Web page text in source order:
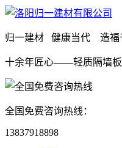
归一建材 健康当代 造福
十余年匠心——轻质隔墙
全国免费咨询热线：
13837918898